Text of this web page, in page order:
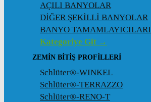
AÇILI BANYOLAR
DİĞER ŞEKİLLİ BANYOLAR
BANYO TAMAMLAYICILARI
Kategoriye Git →
ZEMIN BITIŞ PROFILLERI
Schlüter®-WINKEL
Schlüter®-TERRAZZO
Schlüter®-RENO-T